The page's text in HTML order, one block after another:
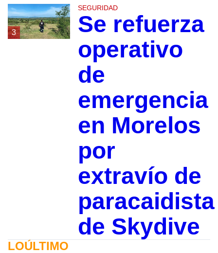
3
SEGURIDAD
Se refuerza
operativo
de
emergencia
en Morelos
por
extravío de
paracaidista
de Skydive
LOÚLTIMO